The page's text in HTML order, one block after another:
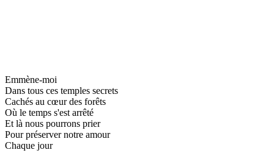
Emmène-moi
Dans tous ces temples secrets
Cachés au cœur des forêts
Où le temps s'est arrêté
Et là nous pourrons prier
Pour préserver notre amour
Chaque jour